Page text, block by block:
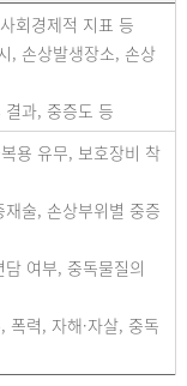
회경제적 지표 등
, 손상발생장소, 손상
과, 중증도 등
용 유무, 보호장비 착
재술, 손상부위별 중증
담 여부, 중독물질의
폭력, 자해·자살, 중독